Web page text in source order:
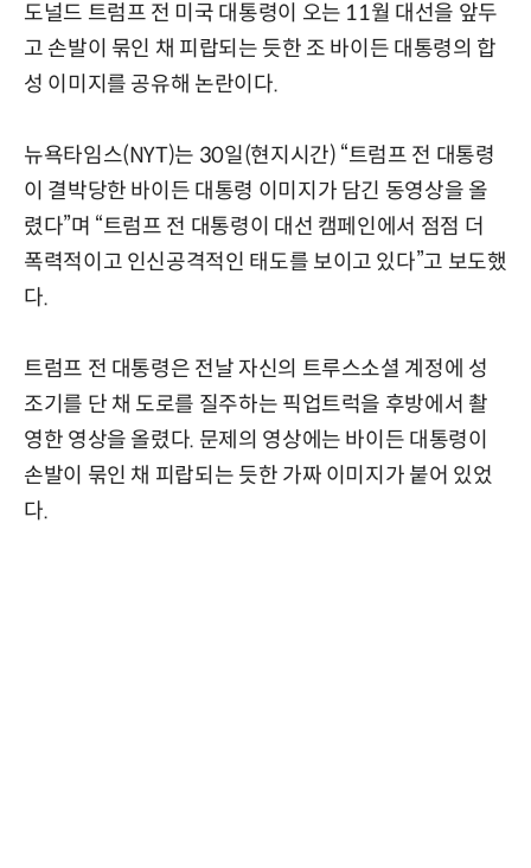
도널드 트럼프 전 미국 대통령이 오는 11월 대선을 앞두
고 손발이 묶인 채 피랍되는 듯한 조 바이든 대통령의 합
성 이미지를 공유해 논란이다.
뉴욕타임스(NYT)는 30일(현지시간) “트럼프 전 대통령
이 결박당한 바이든 대통령 이미지가 담긴 동영상을 올
렸다”며 “트럼프 전 대통령이 대선 캠페인에서 점점 더
폭력적이고 인신공격적인 태도를 보이고 있다”고 보도했
다.
트럼프 전 대통령은 전날 자신의 트루스소셜 계정에 성
조기를 단 채 도로를 질주하는 픽업트럭을 후방에서 촬
영한 영상을 올렸다. 문제의 영상에는 바이든 대통령이
손발이 묶인 채 피랍되는 듯한 가짜 이미지가 붙어 있었
다.